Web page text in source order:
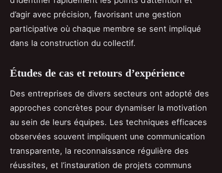
d’agir avec précision, favorisant une gestion
participative où chaque membre se sent impliqué
dans la construction du collectif.
Études de cas et retours d’expérience
Des entreprises de divers secteurs ont adopté des
approches concrètes pour dynamiser la motivation
au sein de leurs équipes. Les techniques efficaces
observées souvent impliquent une communication
transparente, la reconnaissance régulière des
réussites, et l’instauration de projets communs